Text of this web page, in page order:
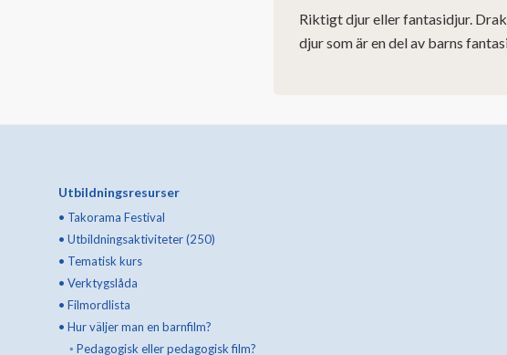
Riktigt djur eller fantasidjur.
djur som är en del av barns
Utbildningsresurser
• Takorama Festival
• Utbildningsaktiviteter (250)
• Tematisk kurs
• Verktygslåda
• Filmordlista
• Hur väljer man en barnfilm?
◦ Pedagogisk eller pedagogisk film?